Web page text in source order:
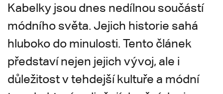
Kabelky jsou dnes nedílnou součástí
módního světa. Jejich historie sahá
hluboko do minulosti. Tento článek
představí nejen jejich vývoj, ale i
důležitost v tehdejší kultuře a módní